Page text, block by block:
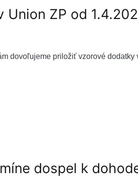
Union ZP od
dovoľujeme priložiť vzorové
dospel k